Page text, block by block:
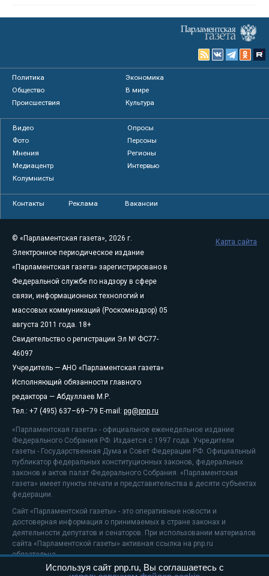
Политика
Экономика
Общество
В мире
Происшествия
Культура
Видео
Опросы
Фото
Персоны
Мнения
Регионы
Медиацентр
Интервью
Колумнисты
Контакты Реклама Вакансии
© «Парламентская газета», 2026 г.
Электронное периодическое издание
«Парламентская газета» зарегистрировано в
Федеральной службе по надзору в сфере
связи, информационных технологий и
массовых коммуникаций (Роскомнадзор) 05
августа 2011 года. 18+
Свидетельство о регистрации Эл № ФС77-
46097
Учредитель — АНО «Парламентская газета»
Исполняющий обязанности главного
редактора — Абдуллаев М.Р.
Тел.: +7 (495) 637–69–79 E-mail: pg@pnp.ru
«Парламентская газета» - официальное еженедельное издание
Федерального Собрания РФ. Издается с 1997 года. Учредители
газеты - Государственная Дума и Совет Федерации РФ. Официальный
публикатор федеральных конституционных законов, федеральных
законов и актов палат Федерального Собрания. «Парламентская
газета» имеет пункты печати и представительства в десяти субъектах
федерации.
Сайт «Парламентской газеты» - это оперативные новости и
достоверная информация о принимаемых в стране законах и
деятельности депутатов и сенаторов. При использовании материалов
сайта «Парламентской газеты» активная ссылка на pnp.ru
обязательна.
На информационном ресурсе применяютсярекомендательные
Карта сайта
Используя сайт pnp.ru, Вы соглашаетесь с